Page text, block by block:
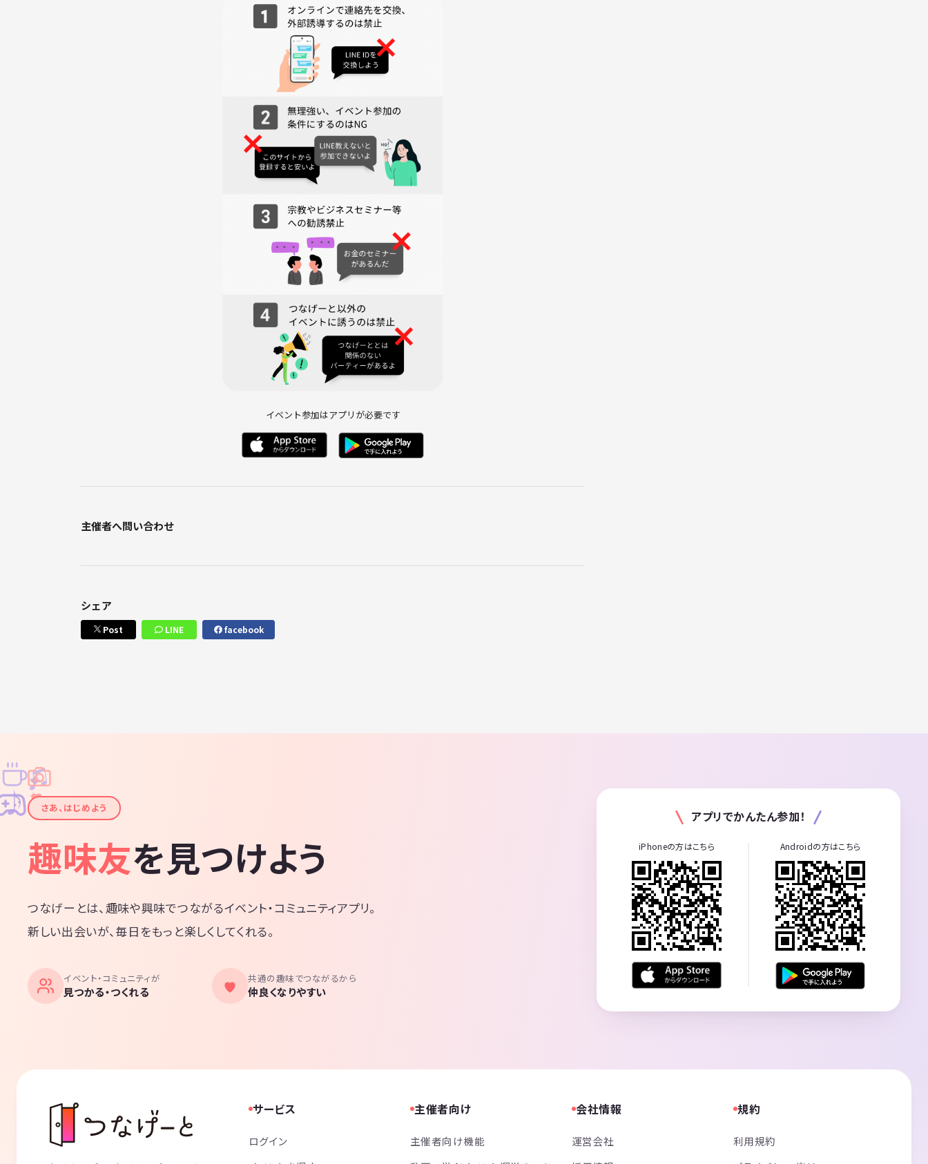
みんなで包んで焼いて、あつあつの餃子をほおばる最高の夜を一緒に❤️気軽にご参加お待ちしています！
イベント参加はアプリが必要です
主催者へ問い合わせ
シェア
Post LINE facebook
✦
✦
✧
✧
♪
♫
さあ、はじめよう
趣味友を見つけよう
つなげーとは、趣味や興味でつながるイベント・コミュニティアプリ。
新しい出会いが、毎日をもっと楽しくしてくれる。
イベント・コミュニティが
見つかる・つくれる
共通の趣味でつながるから
仲良くなりやすい
アプリでかんたん参加！
iPhoneの方はこちら Androidの方はこちら
サービス
ログイン
主催者向け
主催者向け機能
会社情報
運営会社
規約
利用規約